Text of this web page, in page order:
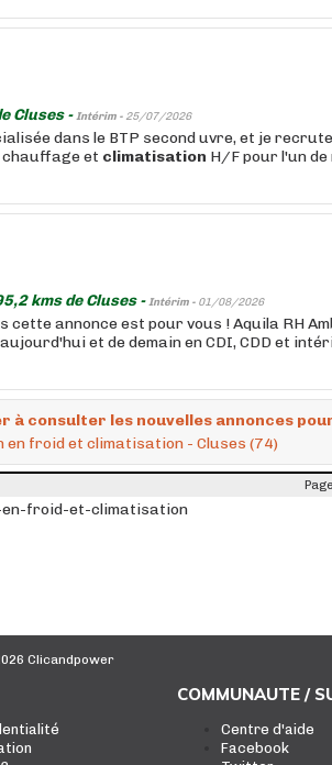
Cluses -Intérim - 25/07/2026
dans le BTP second uvre, et je
chauffage et climatisation H/F pour l'un de
kms de Cluses -Intérim - 01/08/2026
cette annonce est pour vous ! Aquila RH
et de demain en CDI, CDD et
à consulter les nouvelles annonces
en froid et climatisation - Cluses (74)
en-froid-et-climatisation
Clicandpower
COMMUNAUTE /
Centre d'aide
Facebook